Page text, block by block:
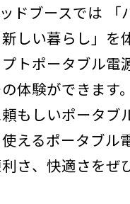
ドブースでは 「
しい暮らし」を
トポータブル電
体験ができます。
頼もしいポータブ
えるポータブル
さ、快適さをぜ